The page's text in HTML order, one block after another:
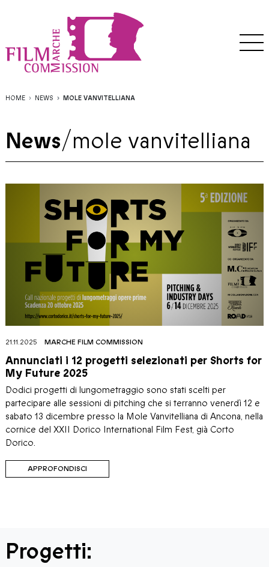
HOME NEWS MOLE VANVITELLIANA
News/mole vanvitelliana
21.11.2025 MARCHE FILM COMMISSION
Annunciati i 12 progetti selezionati per Shorts for
My Future 2025
Dodici progetti di lungometraggio sono stati scelti per
partecipare alle sessioni di pitching che si terranno venerdì 12 e
sabato 13 dicembre presso la Mole Vanvitelliana di Ancona, nella
cornice del XXII Dorico International Film Fest, già Corto
Dorico.
APPROFONDISCI
Progetti: